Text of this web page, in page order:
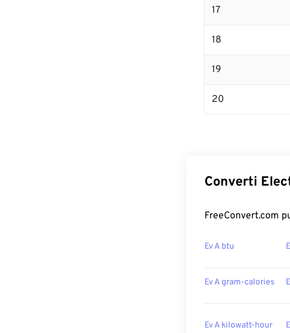
17
18
19
20
Converti
FreeConvert.com
Ev A btu
Ev A gram-calories
Ev A kilowatt-hour